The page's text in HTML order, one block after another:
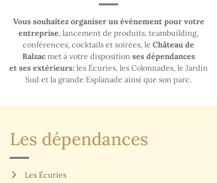
Vous souhaitez organiser un événement pour votre
entreprise, lancement de produits, teambuilding,
conférences, cocktails et soirées, le Château de
Balzac met à votre disposition ses dépendances
et ses extérieurs: les Écuries, les Colonnades, le Jardin
Sud et la grande Esplanade ainsi que son parc.
Les dépendances
Les Écuries